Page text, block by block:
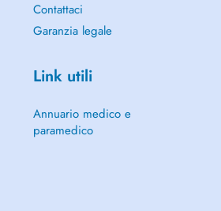
Contattaci
Garanzia legale
Link utili
Annuario medico e
paramedico